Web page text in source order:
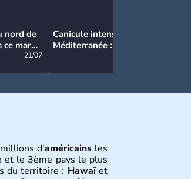
nord de
ce mardi
21/07
Canicule intense en
Méditerranée : près de 50°C
d'américainsles
et le 3ème pays le plus
du territoire : Hawaïet